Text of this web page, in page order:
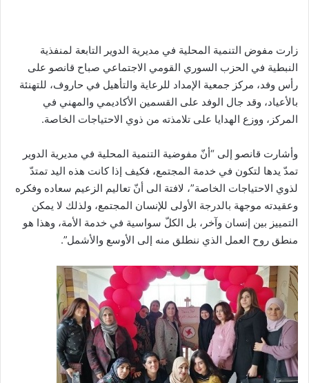
زارت مفوض التنمية المحلية في مديرية الدوير التابعة لمنفذية
النبطية في الحزب السوري القومي الاجتماعي صباح قانصو على
رأس وفد، مركز جمعية الإمداد للرعاية والتأهيل في حاروف، للتهنئة
بالأعياد، وقد جال الوفد على القسمين الأكاديمي والمهني في
المركز، ووزع الهدايا على تلامذته من ذوي الاحتياجات الخاصة.
وأشارت قانصو إلى “أنّ مفوضية التنمية المحلية في مديرية الدوير
تمدّ يدها لتكون في خدمة المجتمع، فكيف إذا كانت هذه اليد تمتدّ
لذوي الاحتياجات الخاصة”، لافتة الى أنّ تعاليم الزعيم سعاده وفكره
وعقيدته موجهة بالدرجة الأولى للإنسان المجتمع، ولذلك لا يمكن
التمييز بين إنسان وآخر، بل الكلّ سواسية في خدمة الأمة، وهذا هو
منطق روح العمل الذي ننطلق منه إلى الأوسع والأشمل”.